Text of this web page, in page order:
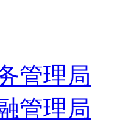
管理局
管理局